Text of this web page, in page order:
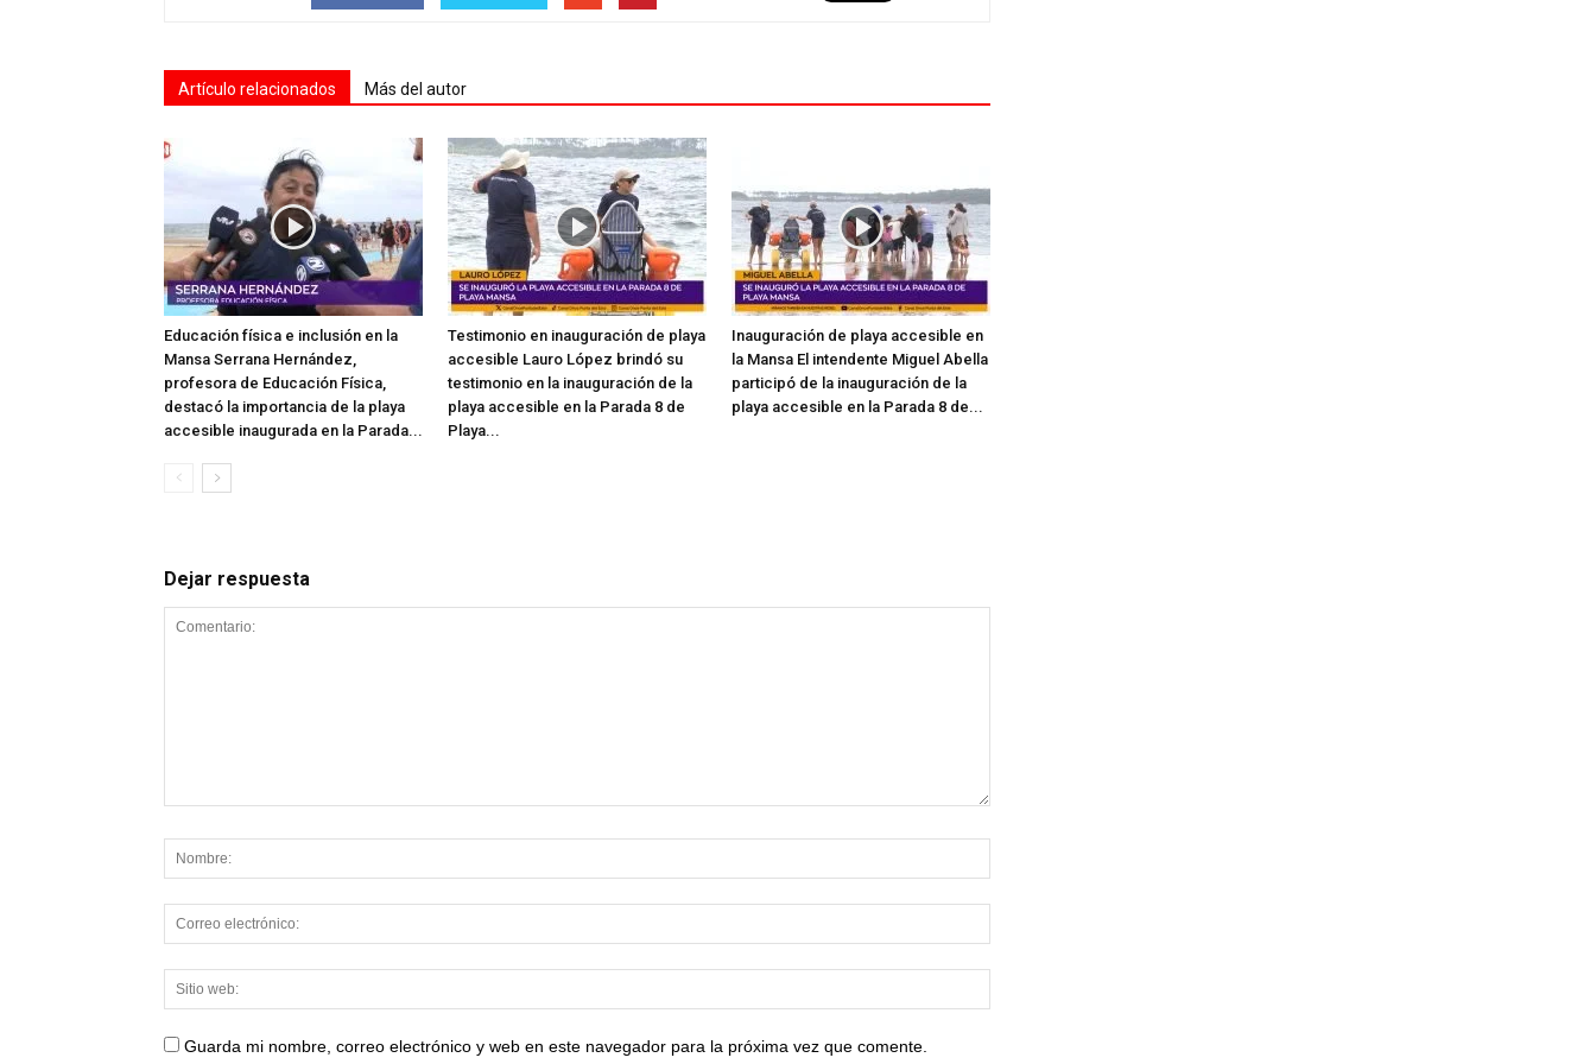
Artículo relacionados Más del autor
Educación física e inclusión en la
Mansa Serrana Hernández,
profesora de Educación Física,
destacó la importancia de la playa
accesible inaugurada en la Parada...
Testimonio en inauguración de playa
accesible Lauro López brindó su
testimonio en la inauguración de la
playa accesible en la Parada 8 de
Playa...
Inauguración de playa accesible en
la Mansa El intendente Miguel Abella
participó de la inauguración de la
playa accesible en la Parada 8 de...
Dejar respuesta
Guarda mi nombre, correo electrónico y web en este navegador para la próxima vez que comente.